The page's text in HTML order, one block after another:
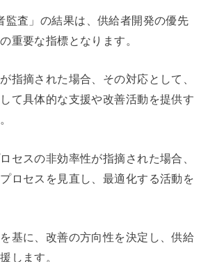
監査」の結果は、供給者開発の優先
重要な指標となります。
指摘された場合、その対応として、
て具体的な支援や改善活動を提供す
セスの非効率性が指摘された場合、
ロセスを見直し、最適化する活動を
基に、改善の方向性を決定し、供給
します。